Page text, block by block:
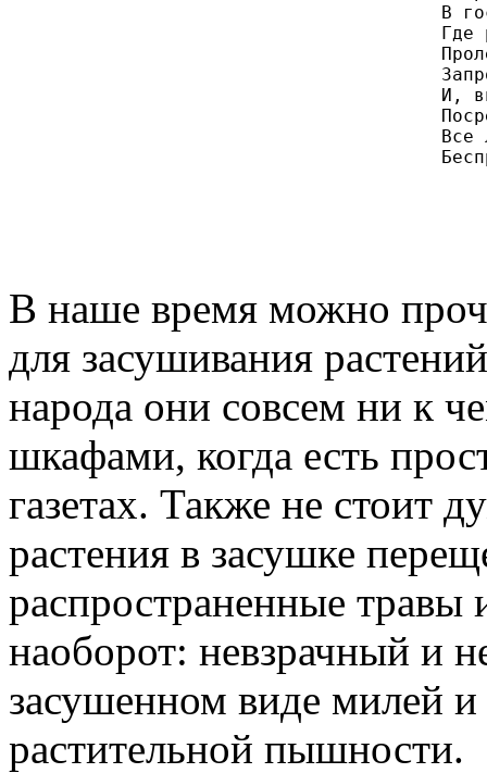
В
Где
И,
Все
В наше время можно
для засушивания
народа они совсем ни к
шкафами, когда есть
газетах. Также не стоит
растения в засушке
распространенные
наоборот: невзрачный и
засушенном виде милей и
растительной пышности.